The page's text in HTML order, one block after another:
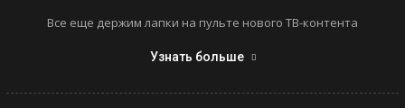
Все еще держим лапки на пульте нового ТВ-контента
Узнать больше